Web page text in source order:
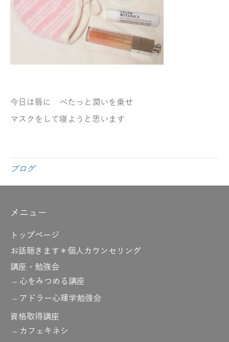
今日は唇に べたっと潤いを乗せ
マスクをして寝ようと思います
ブログ
メニュー
トップページ
お話聴きます＊個人カウンセリング
講座・勉強会
心をみつめる講座
アドラー心理学勉強会
資格取得講座
カフェキネシ